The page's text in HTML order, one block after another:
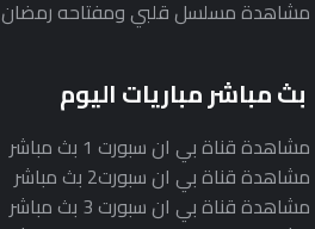
مشاهدة مسلسل قلبي ومفتاحه رمضان 2025
بث مباشر مباريات اليوم
مشاهدة قناة بي ان سبورت 1 بث مباشر
مشاهدة قناة بي ان سبورت2 بث مباشر
مشاهدة قناة بي ان سبورت 3 بث مباشر